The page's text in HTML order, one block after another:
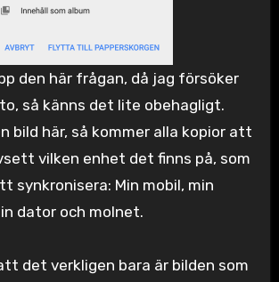
den här frågan, då jag försöker
så känns det lite obehagligt.
bild här, så kommer alla kopior att
vilken enhet det finns på, som
synkronisera: Min mobil, min
dator och molnet.
det verkligen bara är bilden som